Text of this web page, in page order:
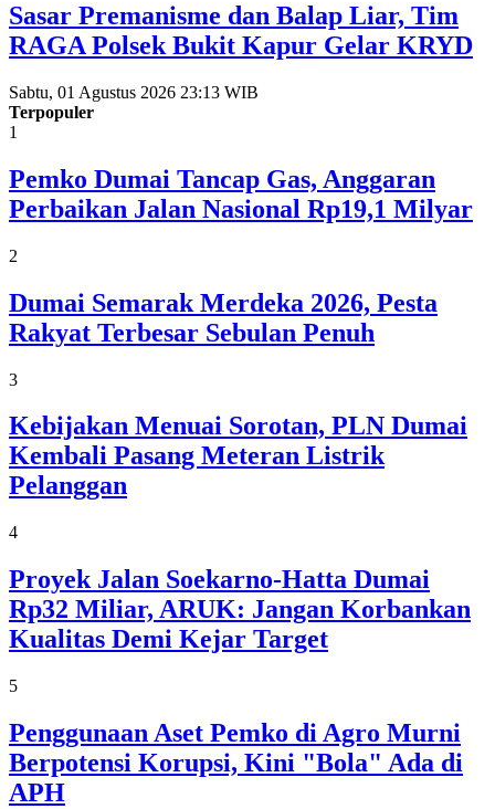
Sasar Premanisme dan Balap Liar, Tim
RAGA Polsek Bukit Kapur Gelar KRYD
Sabtu, 01 Agustus 2026 23:13 WIB
Terpopuler
1
Pemko Dumai Tancap Gas, Anggaran
Perbaikan Jalan Nasional Rp19,1 Milyar
2
Dumai Semarak Merdeka 2026, Pesta
Rakyat Terbesar Sebulan Penuh
3
Kebijakan Menuai Sorotan, PLN Dumai
Kembali Pasang Meteran Listrik
Pelanggan
4
Proyek Jalan Soekarno-Hatta Dumai
Rp32 Miliar, ARUK: Jangan Korbankan
Kualitas Demi Kejar Target
5
Penggunaan Aset Pemko di Agro Murni
Berpotensi Korupsi, Kini "Bola" Ada di
APH